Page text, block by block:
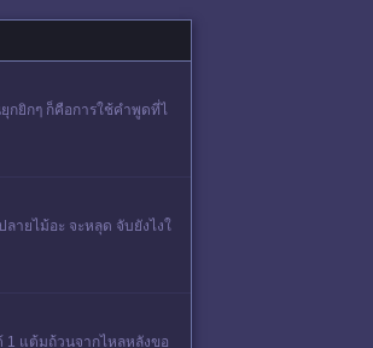
กยิกๆ ก็คือการใช้คำพูดที่ไ
ายไม้อะ จะหลุด จับยังไงใ
1 แต้มถ้วนจากไหลหลังขอ